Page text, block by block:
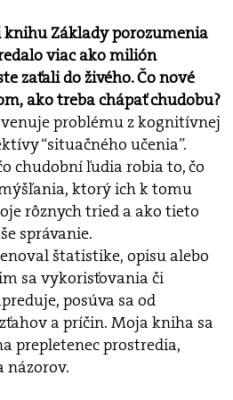
knihu Základy porozumenia
viac ako milión
zaťali do živého. Čo nové
ako treba chápať chudobu?
problému z kognitívnej
“situačného učenia”.
chudobní ľudia robia to, čo
ktorý ich k tomu
rôznych tried a ako tieto
správanie.
štatistike, opisu alebo
sa vykorisťovania či
posúva sa od
a príčin. Moja kniha sa
prepletenec prostredia,
názorov.